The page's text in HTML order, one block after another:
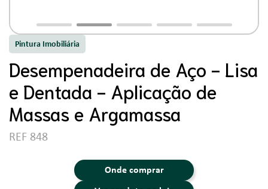
Pintura Imobiliária
Desempenadeira de Aço - Lisa
e Dentada - Aplicação de
Massas e Argamassa
REF 848
Onde comprar